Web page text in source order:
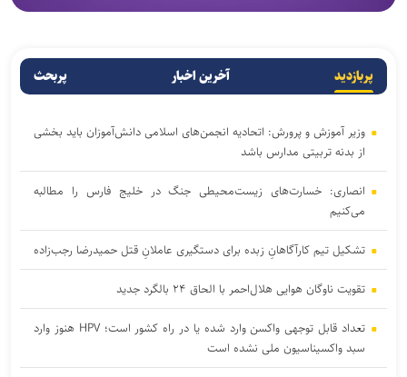
پربازدید آخرین اخبار پربحث
وزیر آموزش و پرورش: اتحادیه انجمن‌های اسلامی دانش‌آموزان باید بخشی
از بدنه تربیتی مدارس باشد
انصاری: خسارت‌های زیست‌محیطی جنگ در خلیج فارس را مطالبه‌
می‌کنیم
تشکیل تیم کارآگاهانِ زبده برای دستگیری عاملانِ قتل حمیدرضا رجب‌زاده
تقویت ناوگان هوایی هلال‌احمر با الحاق ۲۴ بالگرد جدید
تعداد قابل توجهی واکسن وارد شده یا در راه کشور است؛ HPV هنوز وارد
سبد واکسیناسیون ملی نشده است